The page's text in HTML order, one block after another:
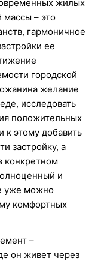
жилых
массы – это
гармоничное
ее
городской
желание
исследовать
положительных
к этому добавить
застройку, а
конкретном
и
уже можно
комфортных
–
он живет через